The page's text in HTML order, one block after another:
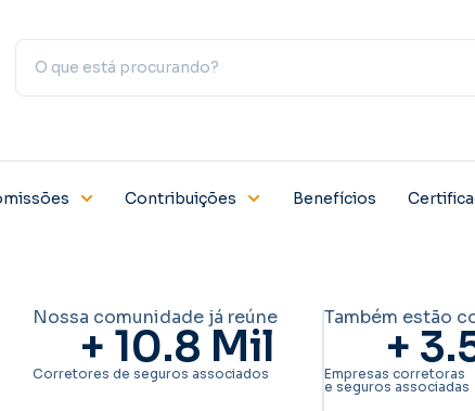
Contribuições Benefícios
Nossa comunidade já reúne
+ 10.8 Mil
Corretores de seguros associados
Também estão
+
Empresas corretoras
e seguros associadas